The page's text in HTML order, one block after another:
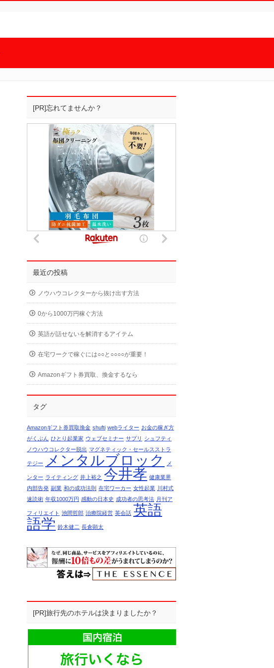
[PR]忘れてませんか？
最近の投稿
ノウハウコレクターから抜け出す方法
0から1000万円稼ぐ方法
英語が話せないを解消するアイテム
在宅ワークで稼ぐには○○と○○○○が重要！
Amazonギフト券買取、換金するなら
タグ
Amazonギフト券買取換金 shufti webライター お金の稼ぎ方
がくぶん ひとり起業家 ウェブセミナー サプリ
シュフティ
ノウハウコレクター脱出 マグネティック・セールスストラ
テジー メンタルブロック メ
ンター ライティング 井上裕之 今井孝 健康業界
内部告発 副業 和の成功法則 在宅ワーカー 女性起業 川村式
速読術 年収1000万円 感動の日本史 成功者の思考法 月刊ア
フィリエイト 池間哲郎 治療院経営 英会話 英語
語学 鈴木健二 長倉顕太
[PR]旅行先のホテルは決まりましたか？